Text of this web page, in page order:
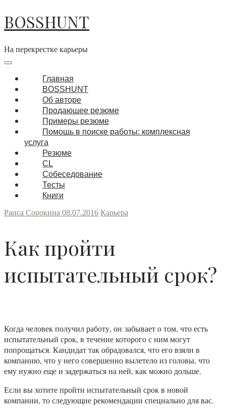
BOSSHUNT
На перекрестке карьеры
Главная
BOSSHUNT
Об авторе
Продающее резюме
Примеры резюме
Помощь в поиске работы: комплексная
услуга
Резюме
CL
Собеседование
Тесты
Книги
Раиса Сорокина 08.07.2016 Карьера
Как пройти
испытательный срок?
Когда человек получил работу, он забывает о том, что есть
испытательный срок, в течение которого с ним могут
попрощаться. Кандидат так обрадовался, что его взяли в
компанию, что у него совершенно вылетело из головы, что
ему нужно еще и задержаться на ней, как можно дольше.
Если вы хотите пройти испытательный срок в новой
компании, то следующие рекомендации специально для вас.